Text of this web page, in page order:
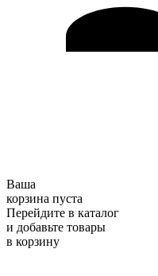
Ваша
корзина пуста
Перейдите в каталог
и добавьте товары
в корзину